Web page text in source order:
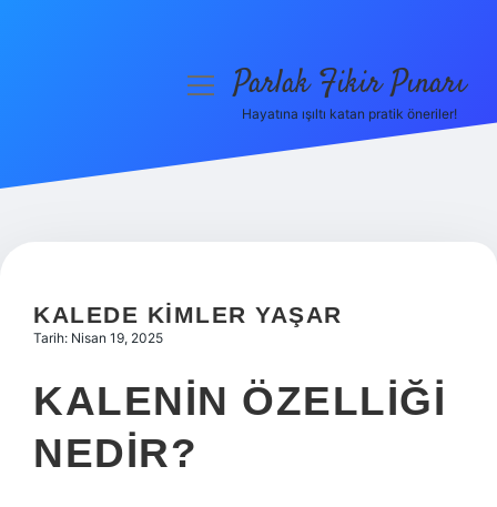
Hakkımızda
menüyüParlak Fikir Pınarı
Hayatına ışıltı katan pratik öneriler!
KALEDE KIMLER YAŞAR
Tarih: Nisan 19, 2025
KALENIN ÖZELLIĞI
NEDIR?